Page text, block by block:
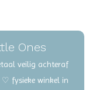
Ones
veilig achteraf
fysieke winkel in